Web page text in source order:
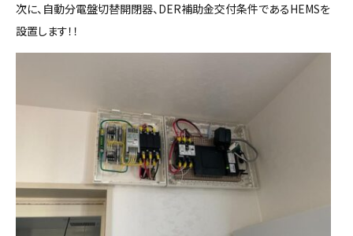
次に、自動分電盤切替開閉器、DER補助金交付条件であるHEMSを
設置します！！